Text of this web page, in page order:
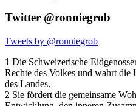
Twitter @ronniegrob
Tweets by @ronniegrob
1 Die Schweizerische
Rechte des Volkes und wahrt
des Landes.
2 Sie fördert die gemeinsame